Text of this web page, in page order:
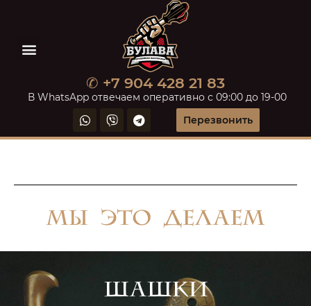
✆ +7 904 428 21 83
В WhatsApp отвечаем оперативно с 09:00 до 19-00
Перезвонить
МЫ ЭТО ДЕЛАЕМ
Шашки